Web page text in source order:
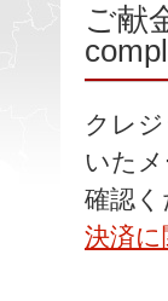
ご献
クレ
いた
確認く
決済